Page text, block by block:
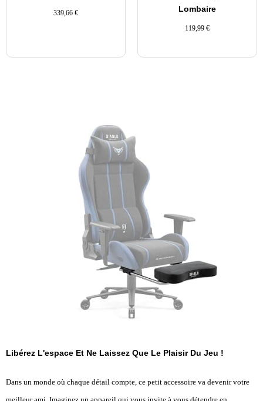
339,66 €
Lombaire
119,99 €
Libérez L'espace Et Ne Laissez Que Le Plaisir Du Jeu !
Dans un monde où chaque détail compte, ce petit accessoire va devenir votre